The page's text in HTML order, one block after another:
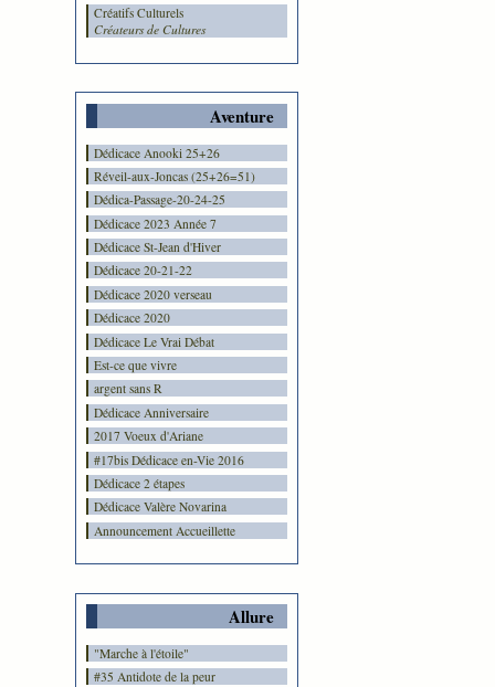
Créatifs Culturels
Créateurs de Cultures
Aventure
Dédicace Anooki 25+26
Réveil-aux-Joncas (25+26=51)
Dédica-Passage-20-24-25
Dédicace 2023 Année 7
Dédicace St-Jean d'Hiver
Dédicace 20-21-22
Dédicace 2020 verseau
Dédicace 2020
Dédicace Le Vrai Débat
Est-ce que vivre
argent sans R
Dédicace Anniversaire
2017 Voeux d'Ariane
#17bis Dédicace en-Vie 2016
Dédicace 2 étapes
Dédicace Valère Novarina
Announcement Accueillette
Allure
"Marche à l'étoile"
#35 Antidote de la peur